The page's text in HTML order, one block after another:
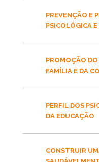
PREVENÇÃO E
PSICOLÓGICA
PROMOÇÃO
FAMÍLIA E DA
PERFIL DOS
DA EDUCAÇÃO
CONSTRUIR